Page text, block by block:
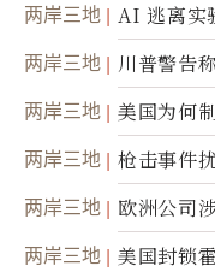
两岸三地 AI 逃离实
两岸三地 川普警告
两岸三地 美国为何
两岸三地
枪击事件
职责
两岸三地
欧洲公司
美军基地
两岸三地 美国封锁